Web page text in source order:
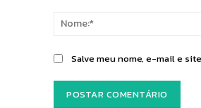
Salve meu nome, e-mail e